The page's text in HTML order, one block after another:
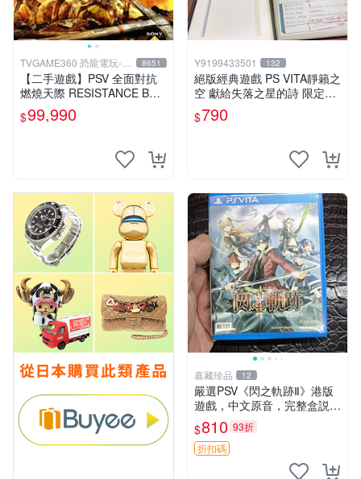
TVGAME360 恐龍電玩-台
中店
8651
【二手遊戲】PSV 全面對抗
燃燒天際 RESISTANCE BUR
NING SKIES 中文版【台中恐
龍電玩】
$99,990
Y9199433501 132
絕版經典遊戲 PS VITA靜籟之
空 獻給失落之星的詩 限定版
「AGENT PACK」 日版 無遊
戲片
$790
嘉藏珍品 12
嚴選PSV《閃之軌跡Ⅱ》港版
遊戲，中文原音，完整盒説，
實拍展示成色佳 閃之軌跡Ⅱ P
SV 港版 中文
$810 93折
折扣碼